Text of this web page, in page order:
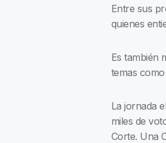
Entre sus
quienes
Es también
temas
La jornada
miles de
Corte. Una